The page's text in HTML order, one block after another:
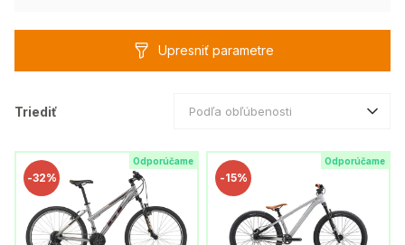
Upresniť parametre
Triediť Podľa obľúbenosti
Odporúčame
-32%
Odporúčame
-15%